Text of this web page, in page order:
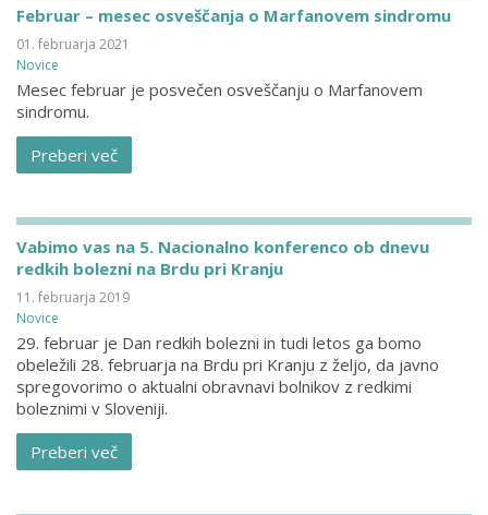
Februar – mesec osveščanja o Marfanovem sindromu
01. februarja 2021
Novice
Mesec februar je posvečen osveščanju o Marfanovem
sindromu.
Preberi več
Vabimo vas na 5. Nacionalno konferenco ob dnevu
redkih bolezni na Brdu pri Kranju
11. februarja 2019
Novice
29. februar je Dan redkih bolezni in tudi letos ga bomo
obeležili 28. februarja na Brdu pri Kranju z željo, da javno
spregovorimo o aktualni obravnavi bolnikov z redkimi
boleznimi v Sloveniji.
Preberi več